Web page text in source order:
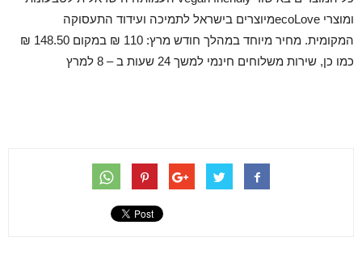
ומוצרי ecoLoveמיוצרים בישראל לתמיכה ועידוד התעסוקה
המקומית. מחיר מיוחד במהלך חודש מרץ: 110 ₪ במקום 148.50 ₪
כמו כן, שירות משלוחים חינמי למשך 24 שעות ב – 8 למרץ